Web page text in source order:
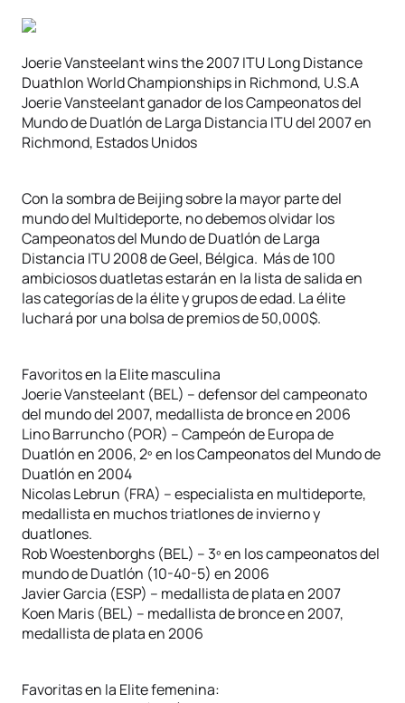
Joerie Vansteelant wins the 2007 ITU Long Distance
Duathlon World Championships in Richmond, U.S.A
Joerie Vansteelant ganador de los Campeonatos del
Mundo de Duatlón de Larga Distancia ITU del 2007 en
Richmond, Estados Unidos
Con la sombra de Beijing sobre la mayor parte del
mundo del Multideporte, no debemos olvidar los
Campeonatos del Mundo de Duatlón de Larga
Distancia ITU 2008 de Geel, Bélgica. Más de 100
ambiciosos duatletas estarán en la lista de salida en
las categorías de la élite y grupos de edad. La élite
luchará por una bolsa de premios de 50,000$.
Favoritos en la Elite masculina
Joerie Vansteelant (BEL) – defensor del campeonato
del mundo del 2007, medallista de bronce en 2006
Lino Barruncho (POR) – Campeón de Europa de
Duatlón en 2006, 2º en los Campeonatos del Mundo de
Duatlón en 2004
Nicolas Lebrun (FRA) – especialista en multideporte,
medallista en muchos triatlones de invierno y
duatlones.
Rob Woestenborghs (BEL) – 3º en los campeonatos del
mundo de Duatlón (10-40-5) en 2006
Javier Garcia (ESP) – medallista de plata en 2007
Koen Maris (BEL) – medallista de bronce en 2007,
medallista de plata en 2006
Favoritas en la Elite femenina: